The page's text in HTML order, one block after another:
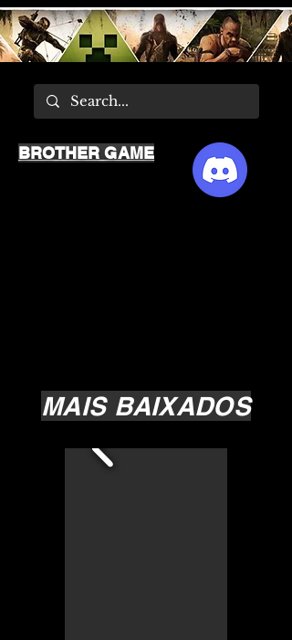
MAIS BAIXADOS
BROTHER GAME